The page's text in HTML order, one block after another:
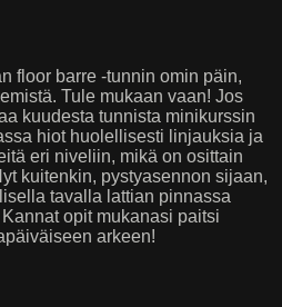
floor barre -tunnin omin päin,
Tule mukaan vaan! Jos
kuudesta tunnista minikurssin
hiot huolellisesti linjauksia ja
eri niveliin, mikä on osittain
kuitenkin, pystyasennon sijaan,
tavalla lattian pinnassa
opit mukanasi paitsi
arkeen!